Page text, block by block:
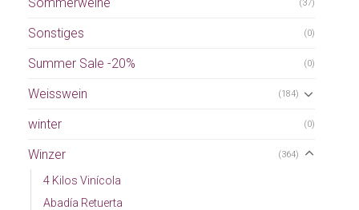
(37)
Sonstiges (0)
Summer Sale -20% (0)
Weisswein (184)
winter (0)
Winzer (364)
4 Kilos Vinícola
Abadía Retuerta